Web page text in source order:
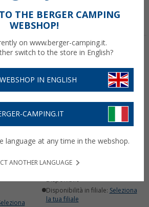
-17%
Candela alla citronella
8,99€PVP
Disponibilità in filiale: Seleziona
la tua filiale
THE BERGER CAMPING
WEBSHOP!
on www.berger-camping.it.
switch to the store in English?
IN ENGLISH
CAMPING.IT
language at any time in the webshop.
ANOTHER LANGUAGE